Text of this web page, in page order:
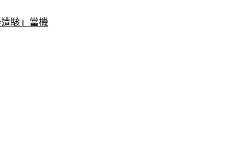
駭」當機